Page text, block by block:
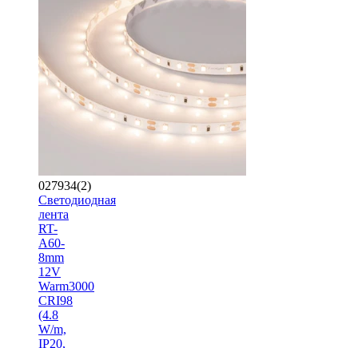
027934(2)
Светодиодная
лента
RT-
A60-
8mm
12V
Warm3000
CRI98
(4.8
W/m,
IP20,